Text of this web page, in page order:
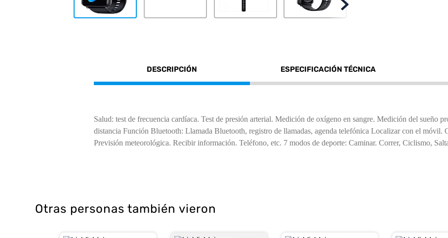
DESCRIPCIÓN ESPECIFICACIÓN TÉCNICA
Salud: test de frecuencia cardíaca. Test de presión arterial. Medición de oxígeno en sangre. Medición del sueño
distancia Función Bluetooth: Llamada Bluetooth, registro de llamadas, agenda telefónica Localizar con el móvil.
Previsión meteorológica. Recibir información. Teléfono, etc. 7 modos de deporte: Caminar. Correr, Ciclismo,
Otras personas también vieron